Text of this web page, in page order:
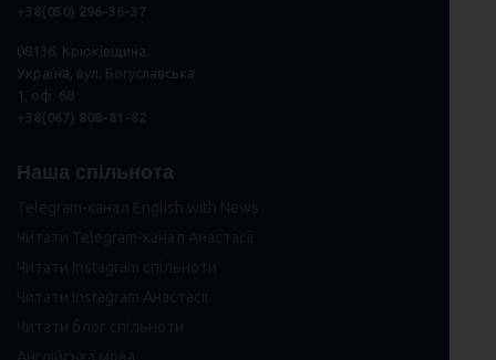
08136, Крюківщина,
Україна, вул. Богуславська
1, оф. 68
Наша спільнота